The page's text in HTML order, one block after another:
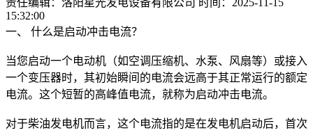
15:32:00
一、 什么是启动冲击电流？
当您启动一个电动机（如空调压缩机、水泵、风扇等）或接入
一个变压器时，其初始瞬间的电流会远高于其正常运行的额定
电流。这个短暂的高峰值电流，就称为启动冲击电流。
对于柴油发电机而言，这个电流指的是在发电机启动后，首次